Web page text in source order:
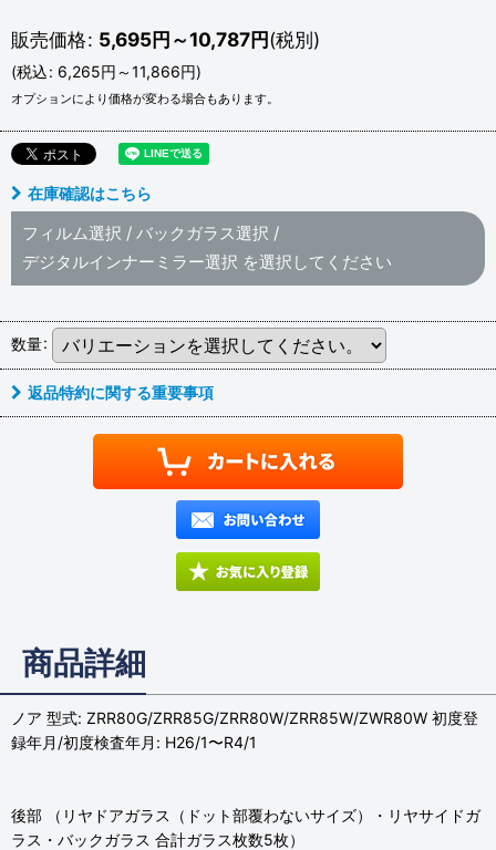
販売価格: 5,695円～10,787円(税別)
(税込: 6,265円 ～11,866円)
オプションにより価格が変わる場合もあります。
在庫確認はこちら
フィルム選択 / バックガラス選択 /
デジタルインナーミラー選択 を選択してください
数量:
返品特約に関する重要事項
商品詳細
ノア 型式: ZRR80G/ZRR85G/ZRR80W/ZRR85W/ZWR80W 初度登
録年月/初度検査年月: H26/1〜R4/1
後部 （リヤドアガラス（ドット部覆わないサイズ）・リヤサイドガ
ラス・バックガラス 合計ガラス枚数5枚）